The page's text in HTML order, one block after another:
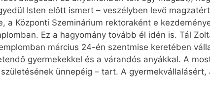
Isten előtt ismert – veszélyben levő
a Központi Szeminárium rektoraként e
Ez a hagyomány tovább él idén is. Tál
március 24-én szentmise keretében
gyermekekkel és a várandós anyákkal. A
ünnepéig – tart. A